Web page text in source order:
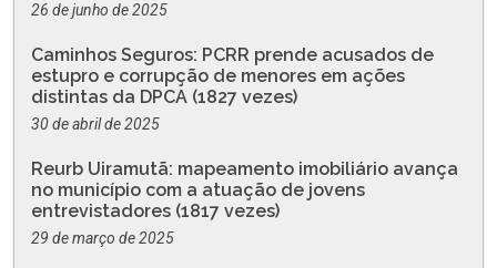
26 de junho de 2025
Caminhos Seguros: PCRR prende acusados de
estupro e corrupção de menores em ações
distintas da DPCA (1827 vezes)
30 de abril de 2025
Reurb Uiramutã: mapeamento imobiliário avança
no município com a atuação de jovens
entrevistadores (1817 vezes)
29 de março de 2025